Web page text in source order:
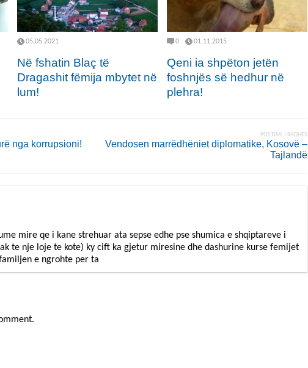
05.05.2021
Në fshatin Blaç të
Dragashit fëmija mbytet në
lum!
0 01.11.2015
Qeni ia shpëton jetën
foshnjës së hedhur në
plehra!
nga korrupsioni!
POSTIMI I RADHËS
Vendosen marrëdhëniet diplomatike, Kosovë –
Tajlandë
mire qe i kane strehuar ata sepse edhe pse shumica e shqiptareve i
te nje loje te kote) ky cift ka gjetur miresine dhe dashurine kurse femijet
e ngrohte per ta